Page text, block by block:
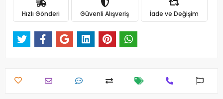
Hızlı Gönderi Güvenli Alışveriş İade ve Değişim